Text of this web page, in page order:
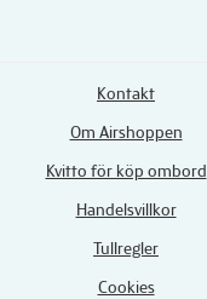
Kontakt
Om Airshoppen
Kvitto för köp ombord
Handelsvillkor
Tullregler
Cookies